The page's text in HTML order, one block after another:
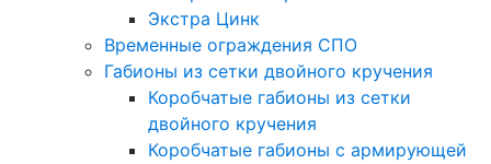
Экстра Цинк
Временные ограждения СПО
Габионы из сетки двойного кручения
Коробчатые габионы из сетки
двойного кручения
Коробчатые габионы с армирующей